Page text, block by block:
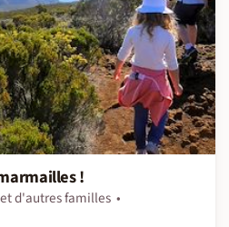
!
d'autres familles